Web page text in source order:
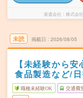
派遣会社 株式会
未読 掲載日 2026/08/05
【未経験から
食品製造など/
職種未経験OK 交通費